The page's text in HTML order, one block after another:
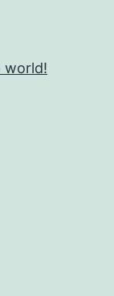
world!